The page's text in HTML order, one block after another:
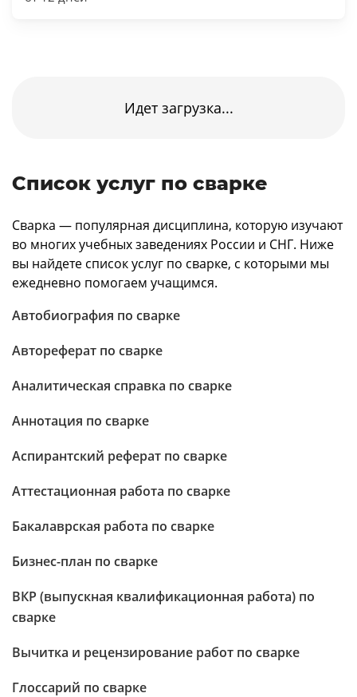
Идет загрузка...
Список услуг по сварке
Сварка — популярная дисциплина, которую изучают
во многих учебных заведениях России и СНГ. Ниже
вы найдете список услуг по сварке, с которыми мы
ежедневно помогаем учащимся.
Автобиография по сварке
Автореферат по сварке
Аналитическая справка по сварке
Аннотация по сварке
Аспирантский реферат по сварке
Аттестационная работа по сварке
Бакалаврская работа по сварке
Бизнес-план по сварке
ВКР (выпускная квалификационная работа) по
сварке
Вычитка и рецензирование работ по сварке
Глоссарий по сварке